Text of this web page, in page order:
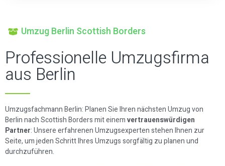
Umzug Berlin Scottish Borders
Professionelle Umzugsfirma
aus Berlin
Umzugsfachmann Berlin: Planen Sie Ihren nächsten Umzug von
Berlin nach Scottish Borders mit einemvertrauenswürdigen
Partner: Unsere erfahrenen Umzugsexperten stehen Ihnen zur
Seite, um jeden Schritt Ihres Umzugs sorgfältig zu planen und
durchzuführen.